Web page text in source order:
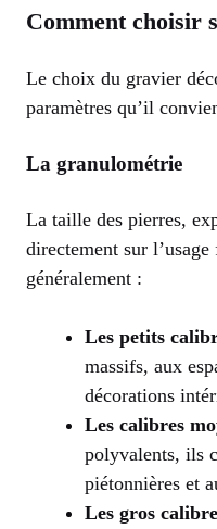
Comment choisir
Le choix du gravier
paramètres qu’il
La granulométrie
La taille des pierres,
directement sur
généralement :
Les petits
massifs, aux
décorations
Les calibres
polyvalents, ils
piétonnières et
Les gros